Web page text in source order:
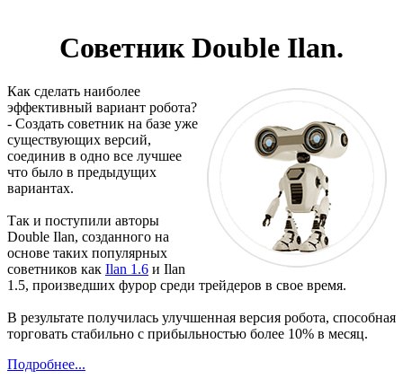
Советник Double Ilan.
Как сделать наиболее
эффективный вариант робота?
- Создать советник на базе уже
существующих версий,
соединив в одно все лучшее
что было в предыдущих
вариантах.
Так и поступили авторы
Double Ilan, созданного на
основе таких популярных
советников как Ilan 1.6 и Ilan
1.5, произведших фурор среди трейдеров в свое время.
В результате получилась улучшенная версия робота, способная
торговать стабильно с прибыльностью более 10% в месяц.
Подробнее...